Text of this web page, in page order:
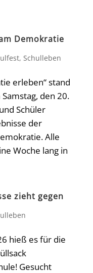
Demokratie
, Schulleben
erleben“ stand
den 20.
Schüler
der
Alle
Woche lang in
zieht gegen
hieß es für die
Gesucht